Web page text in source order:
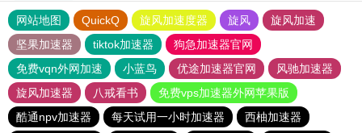
网站地图 QuickQ 旋风加速度器 旋风
旋风加速
坚果加速器
tiktok加速器
狗急加速器官网
免费vqn外网加速
小蓝鸟 优途加速器官网
风驰加速器
旋风加速器
八戒看书
免费vps加速器外网苹果版
酷通npv加速器
每天试用一小时加速器 西柚加速器